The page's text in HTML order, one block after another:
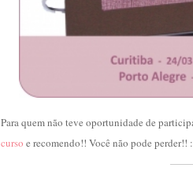
Para quem não teve oportunidade de
curso e recomendo!! Você não pode perder!!